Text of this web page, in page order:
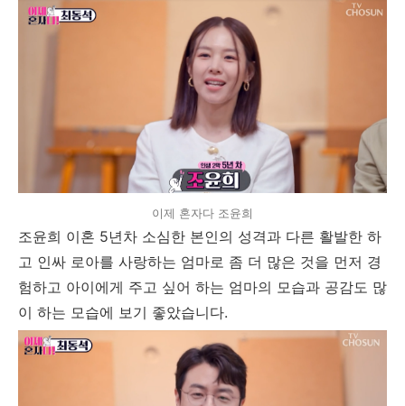
이제 혼자다 조윤희
조윤희 이혼 5년차 소심한 본인의 성격과 다른 활발한 하
고 인싸 로아를 사랑하는 엄마로 좀 더 많은 것을 먼저 경
험하고 아이에게 주고 싶어 하는 엄마의 모습과 공감도 많
이 하는 모습에 보기 좋았습니다.